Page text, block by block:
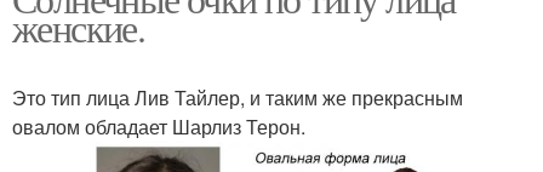
женские.
Это тип лица Лив Тайлер, и таким же прекрасным
овалом обладает Шарлиз Терон.